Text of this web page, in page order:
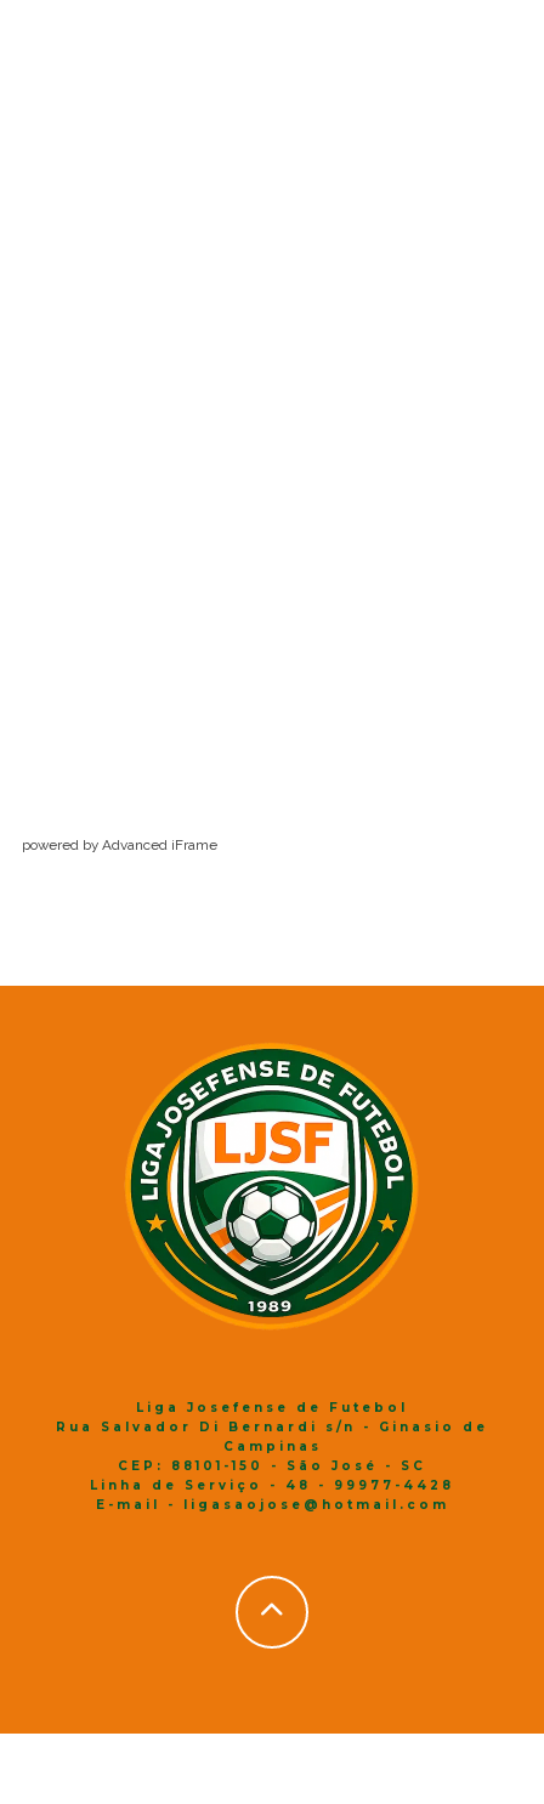
powered by Advanced iFrame
Liga Josefense de Futebol
Rua Salvador Di Bernardi s/n - Ginasio de
Campinas
CEP: 88101-150 - São José - SC
Linha de Serviço - 48 - 99977-4428
E-mail - ligasaojose@hotmail.com